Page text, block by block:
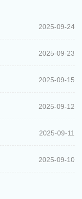
2025-09-24
2025-09-23
2025-09-15
2025-09-12
2025-09-11
2025-09-10